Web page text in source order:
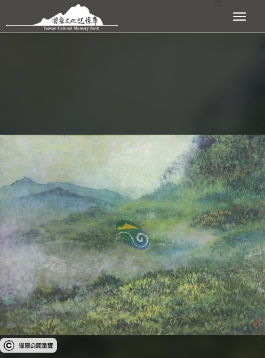
跳到主要內容區塊 展開選單
受著作權法保護-僅限於本平台有限度公開瀏覽